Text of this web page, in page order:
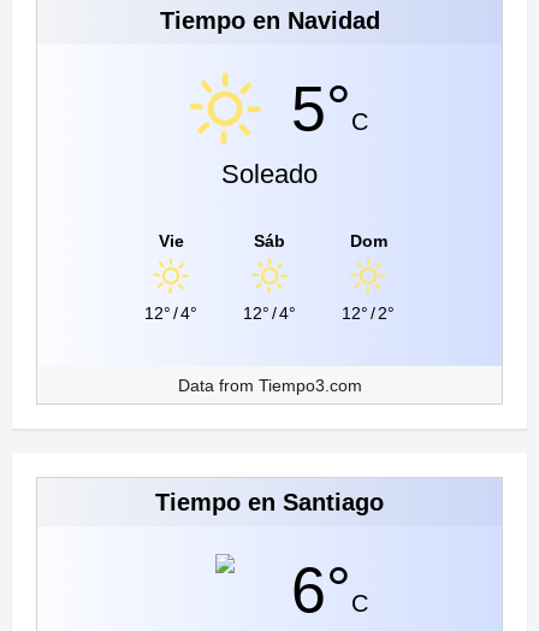
Tiempo en Navidad
5°C
Soleado
Vie
12°/4°
Sáb
12°/4°
Dom
12°/2°
Data from Tiempo3.com
Tiempo en Santiago
6°C